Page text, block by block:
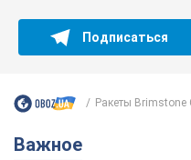
Подписаться
Ракеты Brimstone
Важное